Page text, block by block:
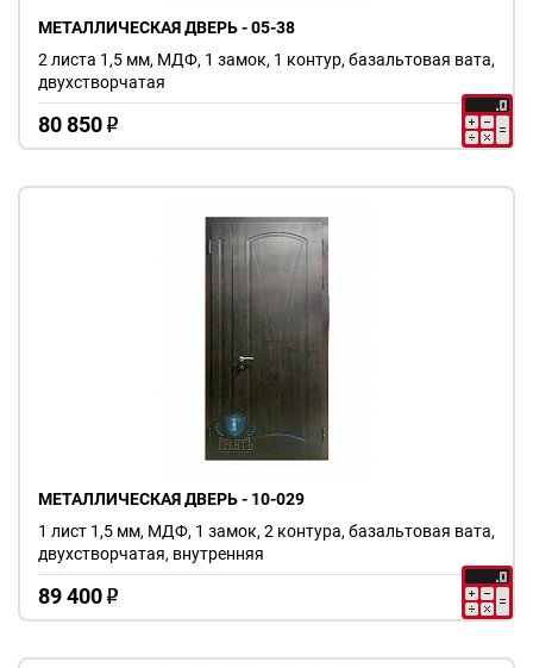
МЕТАЛЛИЧЕСКАЯ ДВЕРЬ - 05-38
80 850 o
2 листа 1,5 мм, МДФ, 1 замок, 1 контур, базальтовая вата,
двухстворчатая
МЕТАЛЛИЧЕСКАЯ ДВЕРЬ - 10-029
89 400 o
1 лист 1,5 мм, МДФ, 1 замок, 2 контура, базальтовая вата,
двухстворчатая, внутренняя